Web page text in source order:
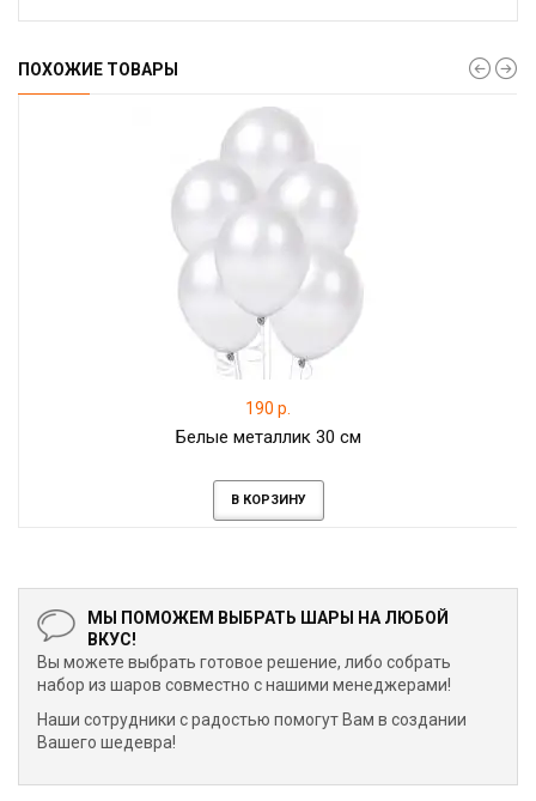
ПОХОЖИЕ ТОВАРЫ
190 р.
Белые металлик 30 см
В КОРЗИНУ
МЫ ПОМОЖЕМ ВЫБРАТЬ ШАРЫ НА ЛЮБОЙ
ВКУС!
Вы можете выбрать готовое решение, либо собрать
набор из шаров совместно с нашими менеджерами!
Наши сотрудники с радостью помогут Вам в создании
Вашего шедевра!